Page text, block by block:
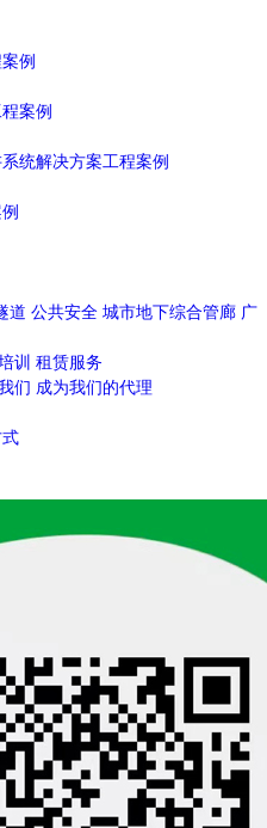
道 公共安全 城市地下综合管廊 广
训 租赁服务
们 成为我们的代理